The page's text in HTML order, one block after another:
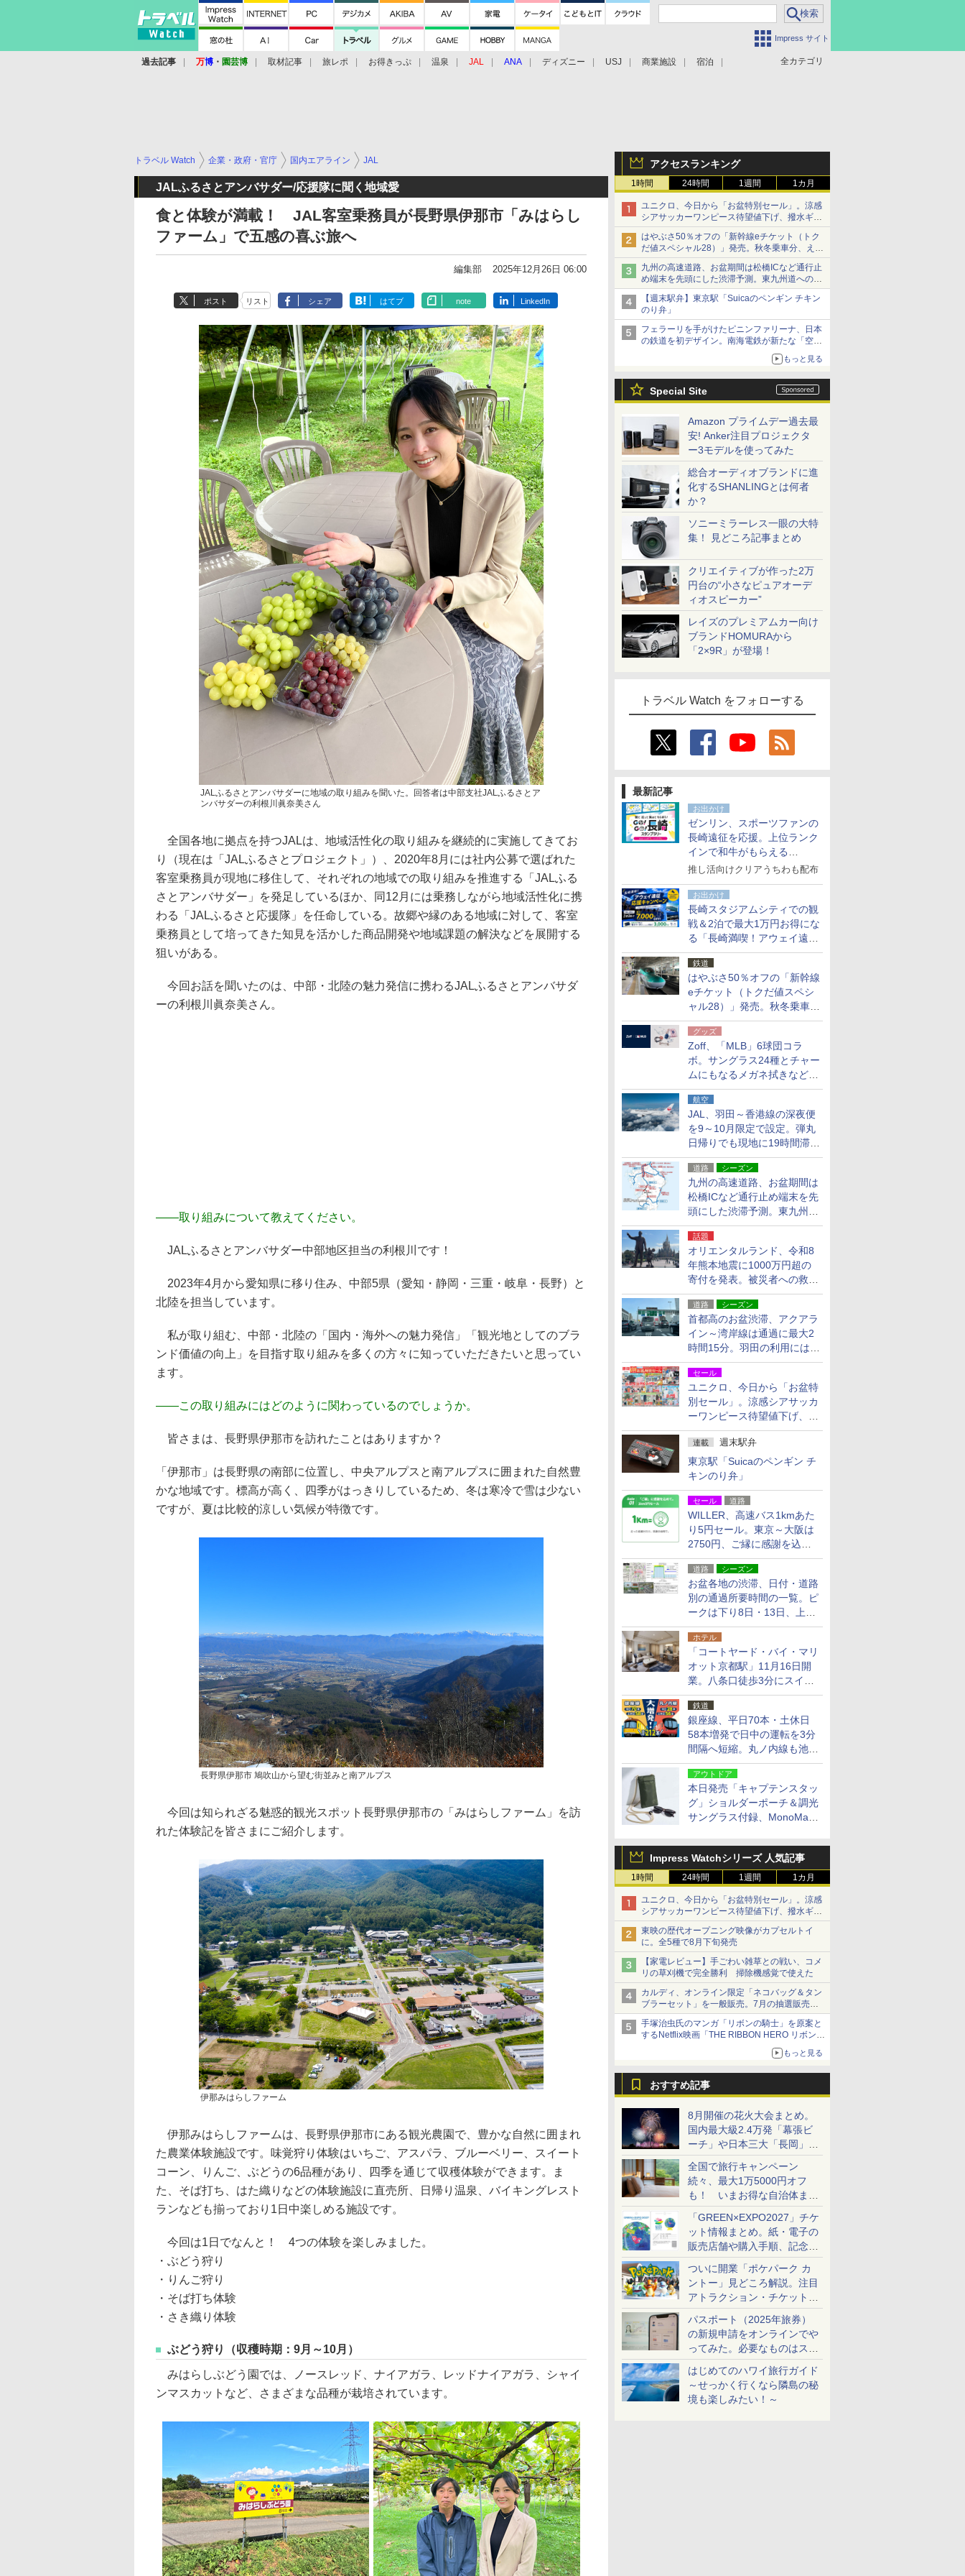
Impress サイト
全カテゴリ
過去記事 万博 ・ 園芸博 取材記事 旅レポ お得きっぷ 温泉 JAL ANA ディズニー USJ 商業施設 宿泊
アクセスランキング
1時間 24時間 1週間 1カ月
ユニクロ、今日から「お盆特別セール」。涼感
シアサッカーワンピース待望値下げ、撥水ギア
ショーツは1990円に
はやぶさ50％オフの「新幹線eチケット（トク
だ値スペシャル28）」発売。秋冬乗車分、えき
ねっと限定
九州の高速道路、お盆期間は松橋ICなど通行止
め端末を先頭にした渋滞予測。東九州道への迂
回は料金調整を実施
【週末駅弁】東京駅「Suicaのペンギン チキン
のり弁」
フェラーリを手がけたピニンファリーナ、日本
の鉄道を初デザイン。南海電鉄が新たな「空港
もっと見る
Special Site
Amazon プライムデー過去最
安! Anker注目プロジェクタ
ー3モデルを使ってみた
総合オーディオブランドに進
化するSHANLINGとは何者
か？
ソニーミラーレス一眼の大特
集！ 見どころ記事まとめ
クリエイティブが作った2万
円台の“小さなピュアオーデ
ィオスピーカー”
レイズのプレミアムカー向け
ブランドHOMURAから
「2×9R」が登場！
トラベル Watch をフォローする
最新記事
お出かけ
ゼンリン、スポーツファンの
長崎遠征を応援。上位ランク
インで和牛がもらえる
「GO！GO！長崎スタンプラ
推し活向けクリアうちわも配布
お出かけ
長崎スタジアムシティでの観
戦＆2泊で最大1万円お得にな
る「長崎満喫！アウェイ遠征
応援キャンペーン」
鉄道
はやぶさ50％オフの「新幹線
eチケット（トクだ値スペシ
ャル28）」発売。秋冬乗車
分、えきねっと限定
グッズ
Zoff、「MLB」6球団コラ
ボ。サングラス24種とチャー
ムにもなるメガネ拭きなど雑
貨24種
航空
JAL、羽田～香港線の深夜便
を9～10月限定で設定。弾丸
日帰りでも現地に19時間滞在
できる
道路 シーズン
九州の高速道路、お盆期間は
松橋ICなど通行止め端末を先
頭にした渋滞予測。東九州道
への迂回は料金調整を実施
話題
オリエンタルランド、令和8
年熊本地震に1000万円超の
寄付を発表。被災者への救援
活動・復旧支援
道路 シーズン
首都高のお盆渋滞、アクアラ
イン～湾岸線は通過に最大2
時間15分。羽田の利用には
「空港西出口」の利用検討を
セール
ユニクロ、今日から「お盆特
別セール」。涼感シアサッカ
ーワンピース待望値下げ、撥
水ギアショーツは1990円に
連載 週末駅弁
東京駅「Suicaのペンギン チ
キンのり弁」
セール 道路
WILLER、高速バス1kmあた
り5円セール。東京～大阪は
2750円、ご縁に感謝を込め
た20周年記念キャンペーン
道路 シーズン
お盆各地の渋滞、日付・道路
別の通過所要時間の一覧。ピ
ークは下り8日・13日、上り
14日・15日
ホテル
「コートヤード・バイ・マリ
オット京都駅」11月16日開
業。八条口徒歩3分にスイー
ト含む全270室、ダイニング
も併設
鉄道
銀座線、平日70本・土休日
58本増発で日中の運転を3分
間隔へ短縮。丸ノ内線も池袋
～中野坂上を4分間隔に
アウトドア
本日発売「キャプテンスタッ
グ」ショルダーポーチ＆調光
サングラス付録、MonoMax
Impress Watchシリーズ 人気記事
1時間 24時間 1週間 1カ月
ユニクロ、今日から「お盆特別セール」。涼感
シアサッカーワンピース待望値下げ、撥水ギア
ショーツは1990円に
東映の歴代オープニング映像がカプセルトイ
に。全5種で8月下旬発売
【家電レビュー】手ごわい雑草との戦い、コメ
リの草刈機で完全勝利 掃除機感覚で使えた
カルディ、オンライン限定「ネコバッグ＆タン
ブラーセット」を一般販売。7月の抽選販売の
当選無効分
手塚治虫氏のマンガ「リボンの騎士」を原案と
するNetflix映画「THE RIBBON HERO リボンヒ
もっと見る
おすすめ記事
8月開催の花火大会まとめ。
国内最大級2.4万発「幕張ビ
ーチ」や日本三大「長岡」な
ど大型イベント目白押し！
全国で旅行キャンペーン
続々、最大1万5000円オフ
も！ いまお得な自治体まと
め
「GREEN×EXPO2027」チケ
ット情報まとめ。紙・電子の
販売店舗や購入手順、記念チ
ケットも解説
ついに開業「ポケパーク カ
ントー」見どころ解説。注目
アトラクション・チケット手
配・来場前に必要な準備は？
パスポート（2025年旅券）
の新規申請をオンラインでや
ってみた。必要なものはスマ
ホとマイナカードのみ
はじめてのハワイ旅行ガイド
～せっかく行くなら隣島の秘
境も楽しみたい！～
トラベル Watch 企業・政府・官庁 国内エアライン JAL
JALふるさとアンバサダー/応援隊に聞く地域愛
食と体験が満載！ JAL客室乗務員が長野県伊那市「みはらし
ファーム」で五感の喜ぶ旅へ
編集部 2025年12月26日 06:00
ポスト リスト シェア はてブ note LinkedIn
JALふるさとアンバサダーに地域の取り組みを聞いた。回答者は中部支社JALふるさとア
ンバサダーの利根川眞奈美さん
全国各地に拠点を持つJALは、地域活性化の取り組みを継続的に実施してきてお
り（現在は「JALふるさとプロジェクト」）、2020年8月には社内公募で選ばれた
客室乗務員が現地に移住して、それぞれの地域での取り組みを推進する「JALふる
さとアンバサダー」を発足しているほか、同12月には乗務しながら地域活性化に携
わる「JALふるさと応援隊」を任命している。故郷や縁のある地域に対して、客室
乗務員として培ってきた知見を活かした商品開発や地域課題の解決などを展開する
狙いがある。
今回お話を聞いたのは、中部・北陸の魅力発信に携わるJALふるさとアンバサダ
ーの利根川眞奈美さん。
――取り組みについて教えてください。
JALふるさとアンバサダー中部地区担当の利根川です！
2023年4月から愛知県に移り住み、中部5県（愛知・静岡・三重・岐阜・長野）と
北陸を担当しています。
私が取り組む、中部・北陸の「国内・海外への魅力発信」「観光地としてのブラ
ンド価値の向上」を目指す取り組みを多くの方々に知っていただきたいと思ってい
ます。
――この取り組みにはどのように関わっているのでしょうか。
皆さまは、長野県伊那市を訪れたことはありますか？
「伊那市」は長野県の南部に位置し、中央アルプスと南アルプスに囲まれた自然豊
かな地域です。標高が高く、四季がはっきりしているため、冬は寒冷で雪は少ない
ですが、夏は比較的涼しい気候が特徴です。
長野県伊那市 鳩吹山から望む街並みと南アルプス
今回は知られざる魅惑的観光スポット長野県伊那市の「みはらしファーム」を訪
れた体験記を皆さまにご紹介します。
伊那みはらしファーム
伊那みはらしファームは、長野県伊那市にある観光農園で、豊かな自然に囲まれ
た農業体験施設です。味覚狩り体験はいちご、アスパラ、ブルーベリー、スイート
コーン、りんご、ぶどうの6品種があり、四季を通じて収穫体験ができます。ま
た、そば打ち、はた織りなどの体験施設に直売所、日帰り温泉、バイキングレスト
ランなども揃っており1日中楽しめる施設です。
今回は1日でなんと！ 4つの体験を楽しみました。
・ぶどう狩り
・りんご狩り
・そば打ち体験
・さき織り体験
ぶどう狩り（収穫時期：9月～10月）
みはらしぶどう園では、ノースレッド、ナイアガラ、レッドナイアガラ、シャイ
ンマスカットなど、さまざまな品種が栽培されています。